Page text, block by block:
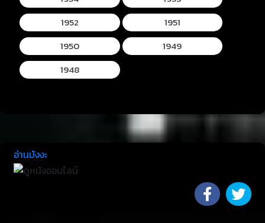
1952
1951
1950
1949
1948
อ่านมังงะ